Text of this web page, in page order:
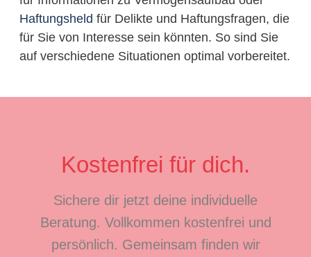
Haftungsheld für Delikte und Haftungsfragen, die
für Sie von Interesse sein könnten. So sind Sie
auf verschiedene Situationen optimal vorbereitet.
Kostenfrei für dich.
Sichere dir jetzt deine individuelle
Beratung. Vollkommen kostenfrei und
persönlich. Gemeinsam finden wir